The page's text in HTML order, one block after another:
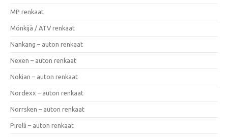
MP renkaat
Mönkijä / ATV renkaat
Nankang – auton renkaat
Nexen – auton renkaat
Nokian – auton renkaat
Nordexx – auton renkaat
Norrsken – auton renkaat
Pirelli – auton renkaat